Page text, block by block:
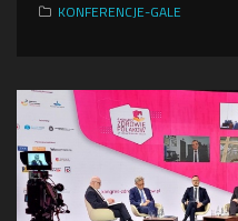
KONFERENCJE-GALE